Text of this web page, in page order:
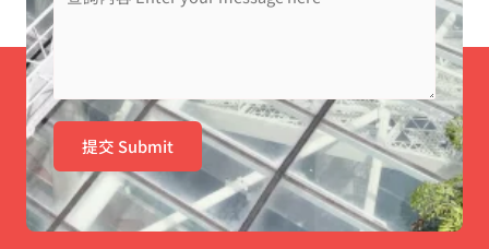
提交 Submit